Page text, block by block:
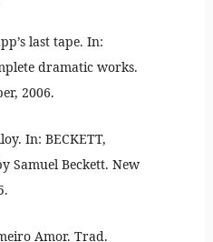
last tape. In:
dramatic works.
2006.
In: BECKETT,
Samuel Beckett. New
Amor. Trad.